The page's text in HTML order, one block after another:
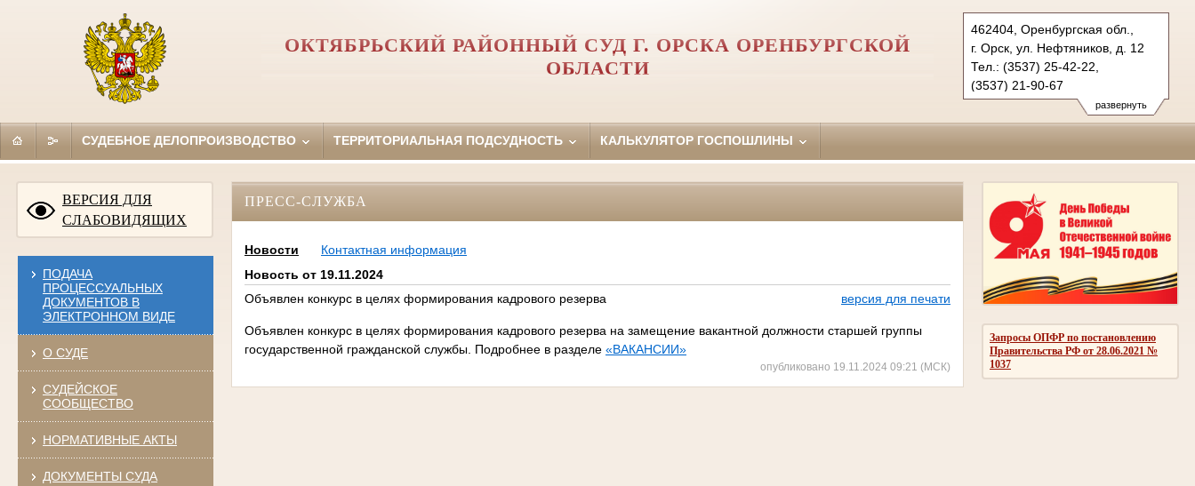
развернуть
462404, Оренбургская обл.,
г. Орск, ул. Нефтяников, д. 12
Тел.: (3537) 25-42-22,
(3537) 21-90-67
oktyabrskyorsk.orb@sudrf.ru
ОКТЯБРЬСКИЙ РАЙОННЫЙ СУД Г. ОРСКА ОРЕНБУРГСКОЙ
ОБЛАСТИ
СУДЕБНОЕ ДЕЛОПРОИЗВОДСТВО ТЕРРИТОРИАЛЬНАЯ ПОДСУДНОСТЬ КАЛЬКУЛЯТОР ГОСПОШЛИНЫ
ВЕРСИЯ ДЛЯ
СЛАБОВИДЯЩИХ
ПОДАЧА
ПРОЦЕССУАЛЬНЫХ
ДОКУМЕНТОВ В
ЭЛЕКТРОННОМ ВИДЕ
О СУДЕ
СУДЕЙСКОЕ
СООБЩЕСТВО
НОРМАТИВНЫЕ АКТЫ
ДОКУМЕНТЫ СУДА
Запросы ОПФР по постановлению
Правительства РФ от 28.06.2021 №
1037
ПРЕСС-СЛУЖБА
Новости
Контактная информация
Новость от 19.11.2024
Объявлен конкурс в целях формирования кадрового резерва
версия для печати
Объявлен конкурс в целях формирования кадрового резерва на замещение вакантной должности старшей группы
государственной гражданской службы. Подробнее в разделе «ВАКАНСИИ»
опубликовано 19.11.2024 09:21 (МСК)